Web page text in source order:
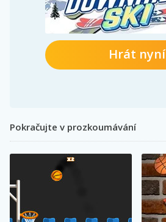
Hrát nyní
Pokračujte v prozkoumávání